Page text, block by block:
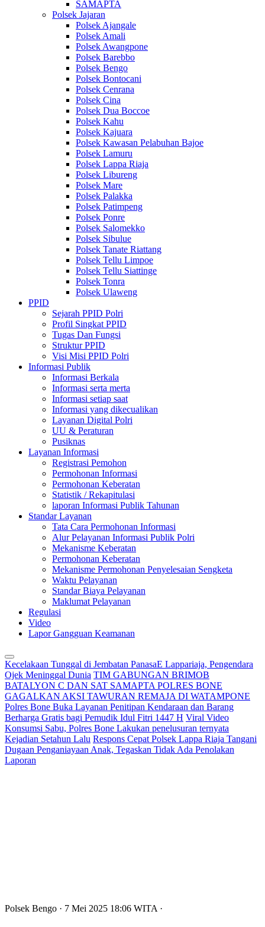
SAMAPTA
Polsek Jajaran
Polsek Ajangale
Polsek Amali
Polsek Awangpone
Polsek Barebbo
Polsek Bengo
Polsek Bontocani
Polsek Cenrana
Polsek Cina
Polsek Dua Boccoe
Polsek Kahu
Polsek Kajuara
Polsek Kawasan Pelabuhan Bajoe
Polsek Lamuru
Polsek Lappa Riaja
Polsek Libureng
Polsek Mare
Polsek Palakka
Polsek Patimpeng
Polsek Ponre
Polsek Salomekko
Polsek Sibulue
Polsek Tanate Riattang
Polsek Tellu Limpoe
Polsek Tellu Siattinge
Polsek Tonra
Polsek Ulaweng
PPID
Sejarah PPID Polri
Profil Singkat PPID
Tugas Dan Fungsi
Struktur PPID
Visi Misi PPID Polri
Informasi Publik
Informasi Berkala
Informasi serta merta
Informasi setiap saat
Informasi yang dikecualikan
Layanan Digital Polri
UU & Peraturan
Pusiknas
Layanan Informasi
Registrasi Pemohon
Permohonan Informasi
Permohonan Keberatan
Statistik / Rekapitulasi
laporan Informasi Publik Tahunan
Standar Layanan
Tata Cara Permohonan Informasi
Alur Pelayanan Informasi Publik Polri
Mekanisme Keberatan
Permohonan Keberatan
Mekanisme Permohonan Penyelesaian Sengketa
Waktu Pelayanan
Standar Biaya Pelayanan
Maklumat Pelayanan
Regulasi
Video
Lapor Gangguan Keamanan
Kecelakaan Tunggal di Jembatan PanasaE Lappariaja, Pengendara
Ojek Meninggal Dunia TIM GABUNGAN BRIMOB
BATALYON C DAN SAT SAMAPTA POLRES BONE
GAGALKAN AKSI TAWURAN REMAJA DI WATAMPONE
Polres Bone Buka Layanan Penitipan Kendaraan dan Barang
Berharga Gratis bagi Pemudik Idul Fitri 1447 H Viral Video
Konsumsi Sabu, Polres Bone Lakukan penelusuran ternyata
Kejadian Setahun Lalu Respons Cepat Polsek Lappa Riaja Tangani
Dugaan Penganiayaan Anak, Tegaskan Tidak Ada Penolakan
Laporan
Polsek Bengo · 7 Mei 2025 18:06 WITA ·